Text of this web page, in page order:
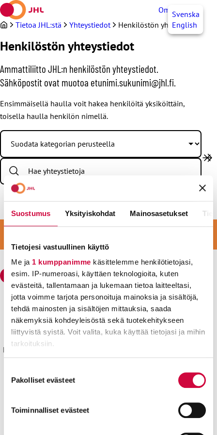
Suostumus Yksityiskohdat Mainosasetukset
Tietojesi vastuullinen käyttö
Me ja 1 kumppanimme käsittelemme henkilötietojasi,
esim. IP-numeroasi, käyttäen teknologioita, kuten
evästeitä, tallentamaan ja lukemaan tietoa laitteeltasi,
jotta voimme tarjota personoituja mainoksia ja sisältöjä,
tehdä mainosten ja sisältöjen mittauksia, saada
näkemyksiä kohdeyleisöstä sekä tuotekehitykseen
liittyvistä syistä. Voit valita, kuka käyttää tietojasi ja mihin
tarkoituksiin.
voit määrittää asetuksesi
. Voit muuttaa
valinta
Pakolliset evästeet
Toiminnalliset evästeet
Siirry
sisältöön
OmaJHLSvenska
English
Tietoa JHL:stä Yhteystiedot Henkilöstön yhteystiedot
Henkilöstön yhteystiedot
Ammattiliitto JHL:n henkilöstön yhteystiedot.
Sähköpostit ovat muotoa etunimi.sukunimi@jhl.fi.
Ensimmäisellä haulla voit hakea henkilöitä yksiköittäin,
toisella haulla henkilön nimellä.
S
a
:
LIITY VAHVAAN JOUKKOON
LIITY JÄSENEKSI
Julkisten ja hyvinvointialojen liitto JHL
Käyntiosoite: Sörnäisten rantatie 23, 00500 Helsinki
Postiosoite: PL 101, 00531 Helsinki
Kyllä joku hoitaa® sekä isokirjainlyhenne JHL® ovat JHL:lle